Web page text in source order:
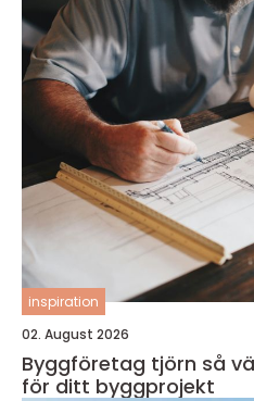
inspiration
02. August 2026
Byggföretag tjörn så väljer du rätt partner
för ditt byggprojekt